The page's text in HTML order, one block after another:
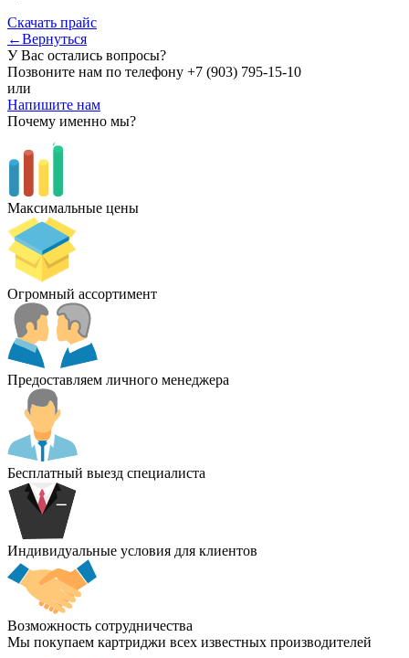
Скачать прайс
←Вернуться
У Вас остались вопросы?
Позвоните нам по телефону +7 (903) 795-15-10
или
Напишите нам
Почему именно мы?
Максимальные цены
Огромный ассортимент
Предоставляем личного менеджера
Бесплатный выезд специалиста
Индивидуальные условия для клиентов
Возможность сотрудничества
Мы покупаем картриджи всех известных производителей